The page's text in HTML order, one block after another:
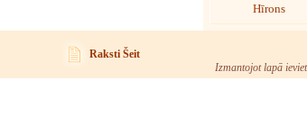
Hīrons
Raksti Šeit
Izmantojot lapā